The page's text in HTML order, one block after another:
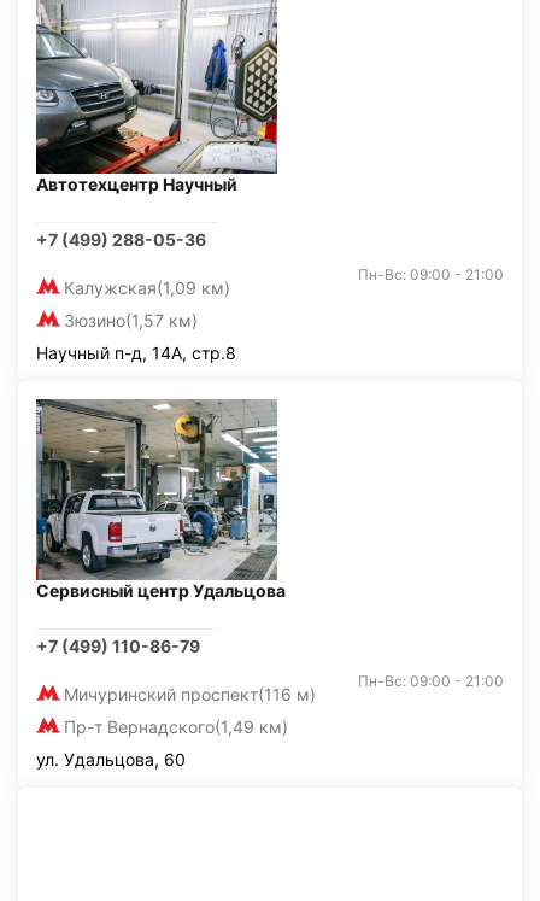
Автотехцентр Научный
+7 (499) 288-05-36
Калужская(1,09 км)
Зюзино(1,57 км)
Пн-Вс: 09:00 - 21:00
Научный п-д, 14А, стр.8
Сервисный центр Удальцова
+7 (499) 110-86-79
Мичуринский проспект(116 м)
Пр-т Вернадского(1,49 км)
Пн-Вс: 09:00 - 21:00
ул. Удальцова, 60